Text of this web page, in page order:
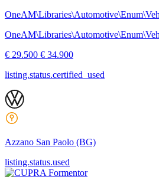
€ 29.500 € 34.900
listing.status.certified_used
Azzano San Paolo (BG)
listing.status.used